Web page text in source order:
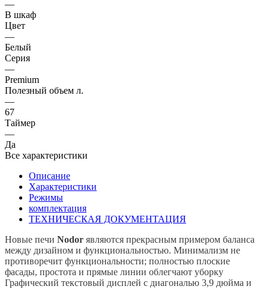
—
В шкаф
Цвет
—
Белый
Серия
—
Premium
Полезный объем л.
—
67
Таймер
—
Да
Все характеристики
Описание
Характеристики
Режимы
комплектация
ТЕХНИЧЕСКАЯ ДОКУМЕНТАЦИЯ
Новые печи Nodor являются прекрасным примером баланса
между дизайном и функциональностью. Минимализм не
противоречит функциональности; полностью плоские
фасады, простота и прямые линии облегчают уборку
Графический текстовый дисплей с диагональю 3,9 дюйма и